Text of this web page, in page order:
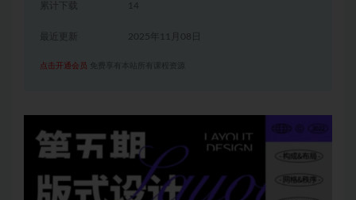
累计下载 14
2025年11月08日
点击开通会员 免费享有本站所有课程资源